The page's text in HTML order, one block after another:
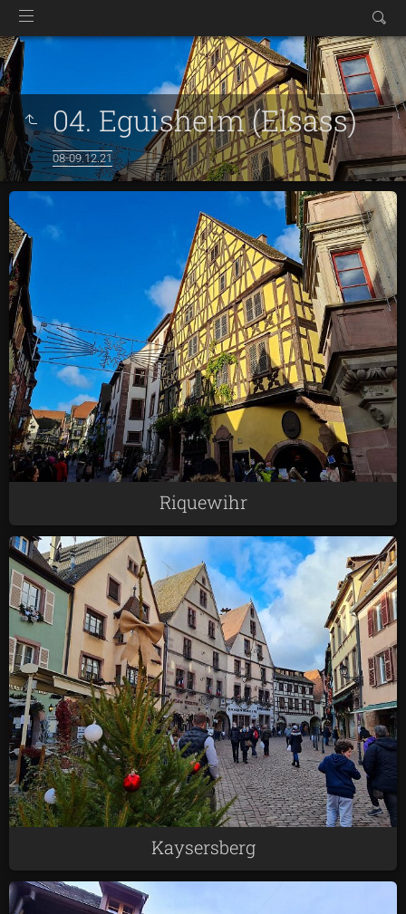
04. Eguisheim (Elsass)
08-09.12.21
Riquewihr
Kaysersberg